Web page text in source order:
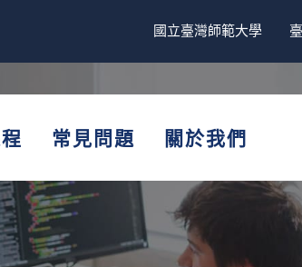
國立臺灣師範大學
常見問題 關於我們